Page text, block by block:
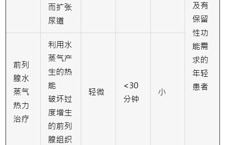
而扩张
尿道
及有
保留
性功
能需
求的
年轻
患者
前列
腺水
蒸气
热力
治疗
利用水
蒸气产
生的热
能
破坏过
度增生
的前列
腺组织
轻微
<30
分钟
小